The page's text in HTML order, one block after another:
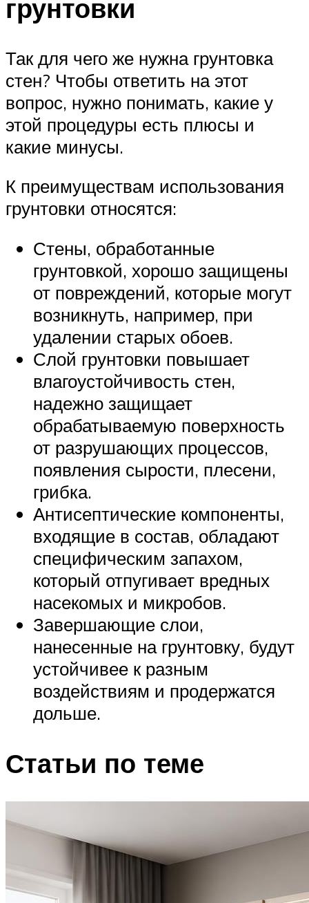
грунтовки
Так для чего же нужна грунтовка
стен? Чтобы ответить на этот
вопрос, нужно понимать, какие у
этой процедуры есть плюсы и
какие минусы.
К преимуществам использования
грунтовки относятся:
Стены, обработанные
грунтовкой, хорошо защищены
от повреждений, которые могут
возникнуть, например, при
удалении старых обоев.
Слой грунтовки повышает
влагоустойчивость стен,
надежно защищает
обрабатываемую поверхность
от разрушающих процессов,
появления сырости, плесени,
грибка.
Антисептические компоненты,
входящие в состав, обладают
специфическим запахом,
который отпугивает вредных
насекомых и микробов.
Завершающие слои,
нанесенные на грунтовку, будут
устойчивее к разным
воздействиям и продержатся
дольше.
Статьи по теме